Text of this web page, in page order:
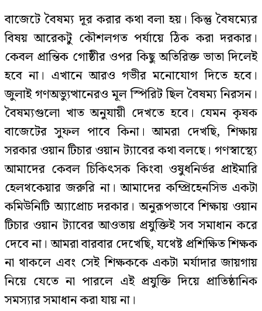
বাজেটে বৈষম্য দূর করার কথা বলা হয়। কিন্তু বৈষম্যের
বিষয় আরেকটু কৌশলগত পর্যায়ে ঠিক করা দরকার।
কেবল প্রান্তিক গোষ্ঠীর ওপর কিছু অতিরিক্ত ভাতা দিলেই
হবে না। এখানে আরও গভীর মনোযোগ দিতে হবে।
জুলাই গণঅভ্যুত্থানেরও মূল স্পিরিট ছিল বৈষম্য নিরসন।
বৈষম্যগুলো খাত অনুযায়ী দেখতে হবে। যেমন কৃষক
বাজেটের সুফল পাবে কিনা। আমরা দেখছি, শিক্ষায়
সরকার ওয়ান টিচার ওয়ান ট্যাবের কথা বলছে। গণস্বাস্থ্যে
আমাদের কেবল চিকিৎসক কিংবা ওষুধনির্ভর প্রাইমারি
হেলথকেয়ার জরুরি না। আমাদের কম্প্রিহেনসিভ একটা
কমিউনিটি অ্যাপ্রোচ দরকার। অনুরূপভাবে শিক্ষায় ওয়ান
টিচার ওয়ান ট্যাবের আওতায় প্রযুক্তিই সব সমাধান করে
দেবে না। আমরা বারবার দেখেছি, যথেষ্ট প্রশিক্ষিত শিক্ষক
না থাকলে এবং সেই শিক্ষককে একটা মর্যাদার জায়গায়
নিয়ে যেতে না পারলে এই প্রযুক্তি দিয়ে প্রাতিষ্ঠানিক
সমস্যার সমাধান করা যায় না।